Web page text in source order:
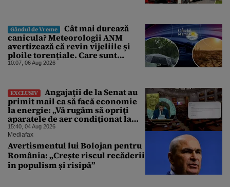
Gândul de Vreme
Cât mai durează
canicula? Meteorologii ANM
avertizează că revin vijeliile și
ploile torențiale. Care sunt
zonele vizate, începând chiar de
10:07, 06 Aug 2026
EXCLUSIV
Angajaţii de la Senat au
primit mail ca să facă economie
la energie: „Vă rugăm să opriţi
aparatele de aer condiţionat la
sfârşitul programului”
15:40, 04 Aug 2026
Mediafax
Avertismentul lui Bolojan pentru
România: „Crește riscul recăderii
în populism și risipă”